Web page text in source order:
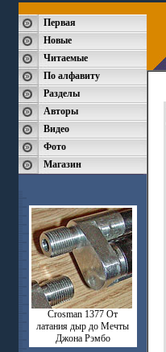
Первая
Новые
Читаемые
По алфавиту
Разделы
Авторы
Видео
Фото
Магазин
Crosman 1377 От
латания дыр до Мечты
Джона Рэмбо